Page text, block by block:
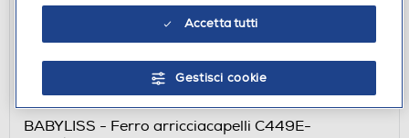
MODELLATORI E ARRICCIACAPELLI
BABYLISS - Ferro arricciacapelli C449E-
Accetta tutti
Gestisci cookie